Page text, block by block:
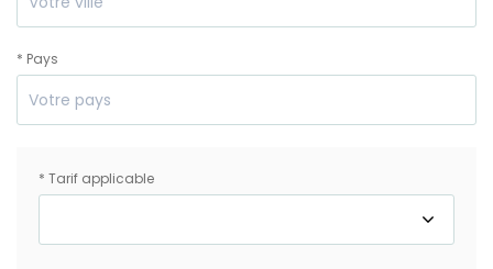
* Pays
* Tarif applicable